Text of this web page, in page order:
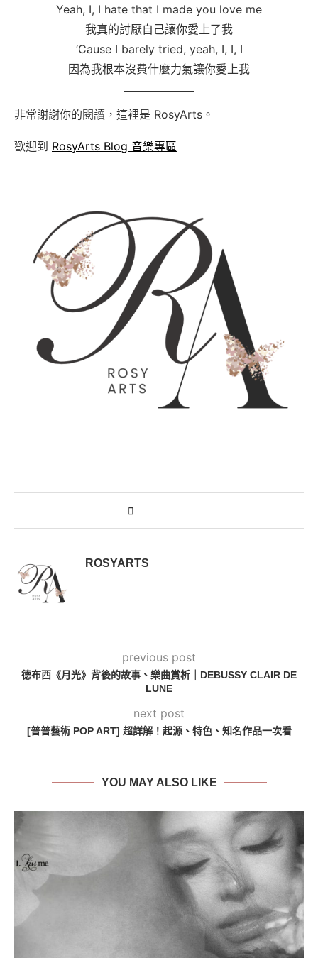
Yeah, I, I hate that I made you love me
我真的討厭自己讓你愛上了我
‘Cause I barely tried, yeah, I, I, I
因為我根本沒費什麼力氣讓你愛上我
非常謝謝你的閱讀，這裡是 RosyArts。
歡迎到 RosyArts Blog 音樂專區
ROSYARTS
previous post
德布西《月光》背後的故事、樂曲賞析｜DEBUSSY CLAIR DE
LUNE
next post
[普普藝術 POP ART] 超詳解！起源、特色、知名作品一次看
YOU MAY ALSO LIKE